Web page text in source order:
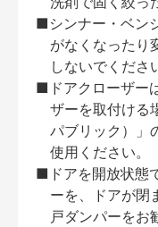
■シンナー・ベン
がなくなったり
しないでくださ
■ドアクローザー
ザーを取付ける
パブリック）」
使用ください。
■ドアを開放状態
ーを、ドアが閉
戸ダンパーをお